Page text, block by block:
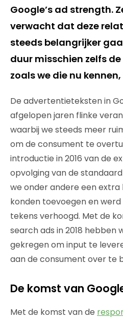
Google’s ad strength.
verwacht dat deze
steeds belangrijker
duur misschien zelfs
zoals we die nu
De advertentieteksten in
afgelopen jaren flinke
waarbij we steeds meer
om de consument te
introductie in 2016 van de
opvolging van de
we onder andere een
konden toevoegen en
tekens verhoogd. Met de
search ads in 2018 hebben
gekregen om input te
aan de consument over te
De komst van
Met de komst van de